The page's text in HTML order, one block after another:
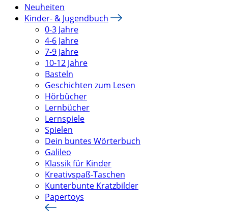
Neuheiten
Kinder- & Jugendbuch
0-3 Jahre
4-6 Jahre
7-9 Jahre
10-12 Jahre
Basteln
Geschichten zum Lesen
Hörbücher
Lernbücher
Lernspiele
Spielen
Dein buntes Wörterbuch
Galileo
Klassik für Kinder
Kreativspaß-Taschen
Kunterbunte Kratzbilder
Papertoys